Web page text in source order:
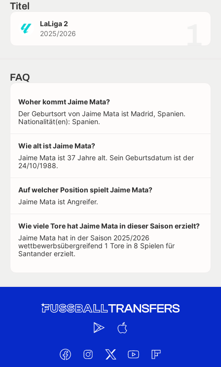
Titel
LaLiga 2
2025/2026
FAQ
Woher kommt Jaime Mata?
Der Geburtsort von Jaime Mata ist Madrid, Spanien.
Nationalität(en): Spanien.
Wie alt ist Jaime Mata?
Jaime Mata ist 37 Jahre alt. Sein Geburtsdatum ist der
24/10/1988.
Auf welcher Position spielt Jaime Mata?
Jaime Mata ist Angreifer.
Wie viele Tore hat Jaime Mata in dieser Saison erzielt?
Jaime Mata hat in der Saison 2025/2026
wettbewerbsübergreifend 1 Tore in 8 Spielen für
Santander erzielt.